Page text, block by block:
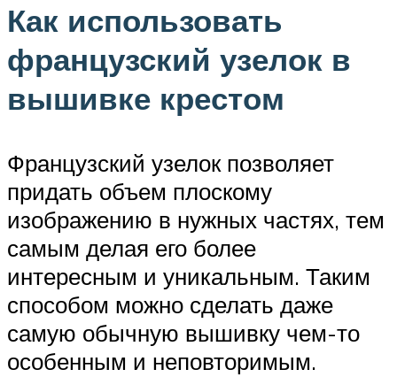
Как использовать
французский узелок в
вышивке крестом
Французский узелок позволяет
придать объем плоскому
изображению в нужных частях, тем
самым делая его более
интересным и уникальным. Таким
способом можно сделать даже
самую обычную вышивку чем-то
особенным и неповторимым.